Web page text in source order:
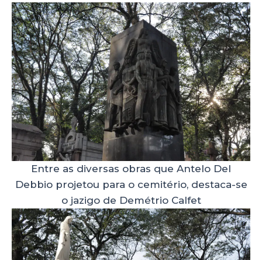
Entre as diversas obras que Antelo Del
Debbio projetou para o cemitério, destaca-se
o jazigo de Demétrio Calfet